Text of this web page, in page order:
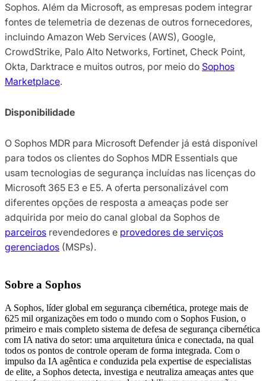
Sophos. Além da Microsoft, as empresas podem integrar
fontes de telemetria de dezenas de outros fornecedores,
incluindo Amazon Web Services (AWS), Google,
CrowdStrike, Palo Alto Networks, Fortinet, Check Point,
Okta, Darktrace e muitos outros, por meio do Sophos
Marketplace.
Disponibilidade
O Sophos MDR para Microsoft Defender já está disponível
para todos os clientes do Sophos MDR Essentials que
usam tecnologias de segurança incluídas nas licenças do
Microsoft 365 E3 e E5. A oferta personalizável com
diferentes opções de resposta a ameaças pode ser
adquirida por meio do canal global da Sophos de
parceiros revendedores e provedores de serviços
gerenciados (MSPs).
Sobre a Sophos
A Sophos, líder global em segurança cibernética, protege mais de
625 mil organizações em todo o mundo com o Sophos Fusion, o
primeiro e mais completo sistema de defesa de segurança cibernética
com IA nativa do setor: uma arquitetura única e conectada, na qual
todos os pontos de controle operam de forma integrada. Com o
impulso da IA agêntica e conduzida pela expertise de especialistas
de elite, a Sophos detecta, investiga e neutraliza ameaças antes que